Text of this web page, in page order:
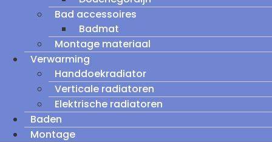
Bad accessoires
Badmat
Montage materiaal
Verwarming
Handdoekradiator
Verticale radiatoren
Elektrische radiatoren
Baden
Montage